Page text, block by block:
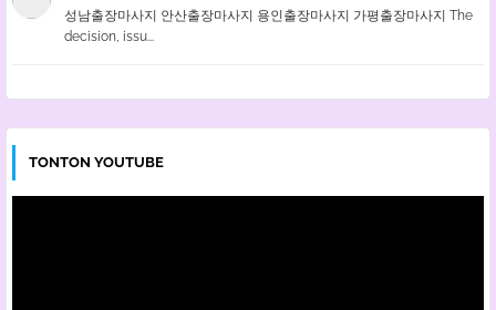
성남출장마사지 안산출장마사지 용인출장마사지 가평출장마사지 The
decision, issu...
TONTON YOUTUBE